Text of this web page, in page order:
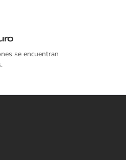
se encuentran